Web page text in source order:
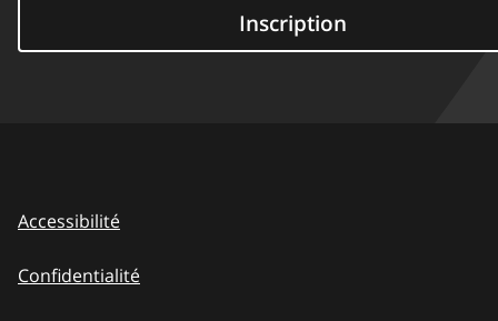
Inscription
Accessibilité
Confidentialité